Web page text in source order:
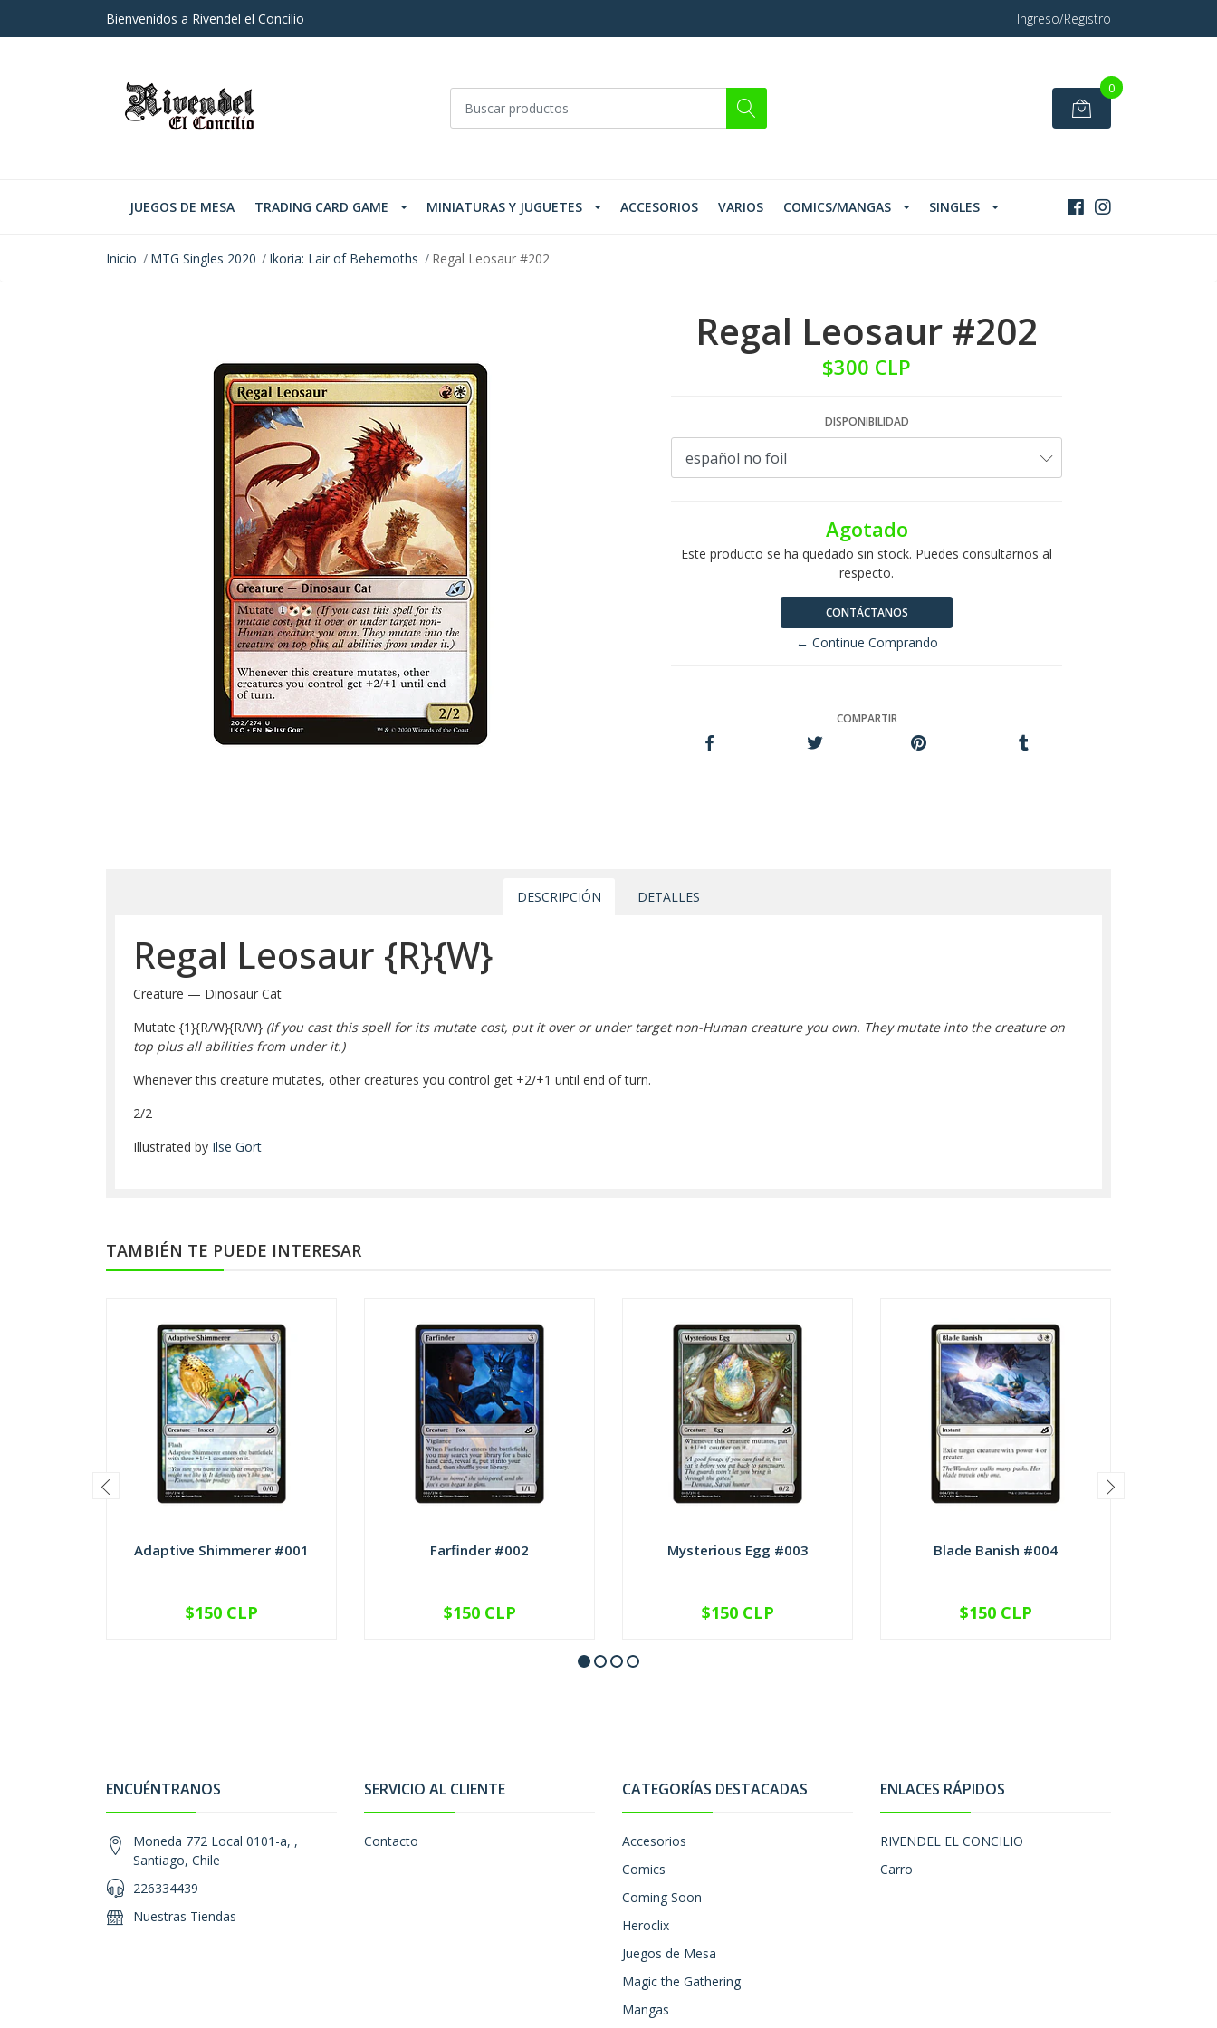
Bienvenidos a Rivendel el Concilio Ingreso/Registro
0
JUEGOS DE MESA TRADING CARD GAME MINIATURAS Y JUGUETES ACCESORIOS VARIOS COMICS/MANGAS SINGLES
Inicio MTG Singles 2020 Ikoria: Lair of Behemoths Regal Leosaur #202
Regal Leosaur #202
$300 CLP
DISPONIBILIDAD
Agotado
Este producto se ha quedado sin stock. Puedes consultarnos al
respecto.
CONTÁCTANOS
← Continue Comprando
COMPARTIR
DESCRIPCIÓN DETALLES
Regal Leosaur {R}{W}
Creature — Dinosaur Cat
Mutate {1}{R/W}{R/W} (If you cast this spell for its mutate cost, put it over or under target non-Human creature you own. They mutate into the creature on
top plus all abilities from under it.)
Whenever this creature mutates, other creatures you control get +2/+1 until end of turn.
2/2
Illustrated by Ilse Gort
TAMBIÉN TE PUEDE INTERESAR
Adaptive Shimmerer #001
VER OPCIONES
$150 CLP
Farfinder #002
VER OPCIONES
$150 CLP
Mysterious Egg #003
VER OPCIONES
$150 CLP
Blade Banish #004
VER OPCIONES
$150 CLP
ENCUÉNTRANOS
Moneda 772 Local 0101-a, ,
Santiago, Chile
226334439
Nuestras Tiendas
SERVICIO AL CLIENTE
Contacto
CATEGORÍAS DESTACADAS
Accesorios
Comics
Coming Soon
Heroclix
Juegos de Mesa
Magic the Gathering
Mangas
ENLACES RÁPIDOS
RIVENDEL EL CONCILIO
Carro